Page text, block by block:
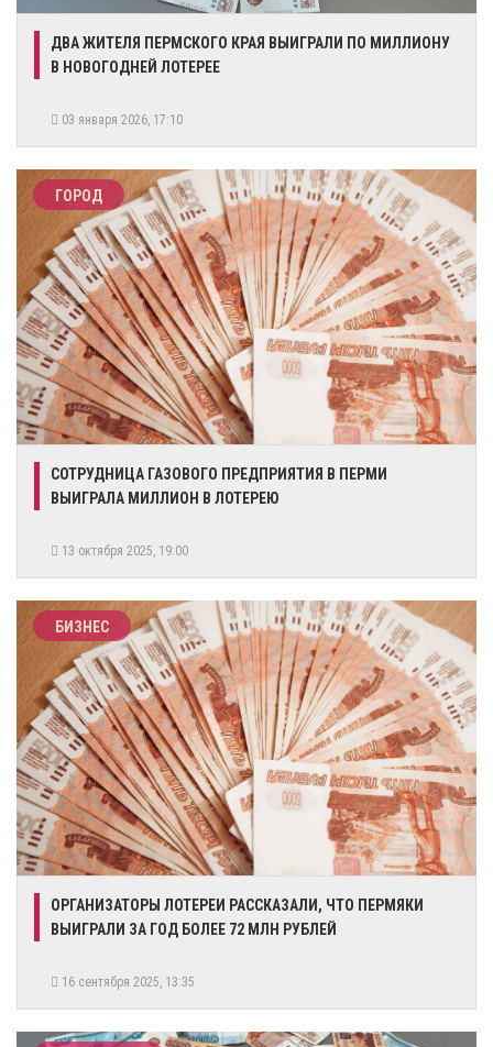
ДВА ЖИТЕЛЯ ПЕРМСКОГО КРАЯ ВЫИГРАЛИ ПО МИЛЛИОНУ
В НОВОГОДНЕЙ ЛОТЕРЕЕ
03 января 2026, 17:10
ГОРОД
​СОТРУДНИЦА ГАЗОВОГО ПРЕДПРИЯТИЯ В ПЕРМИ
ВЫИГРАЛА МИЛЛИОН В ЛОТЕРЕЮ
13 октября 2025, 19:00
БИЗНЕС
ОРГАНИЗАТОРЫ ЛОТЕРЕИ РАССКАЗАЛИ, ЧТО ПЕРМЯКИ
ВЫИГРАЛИ ЗА ГОД БОЛЕЕ 72 МЛН РУБЛЕЙ
16 сентября 2025, 13:35